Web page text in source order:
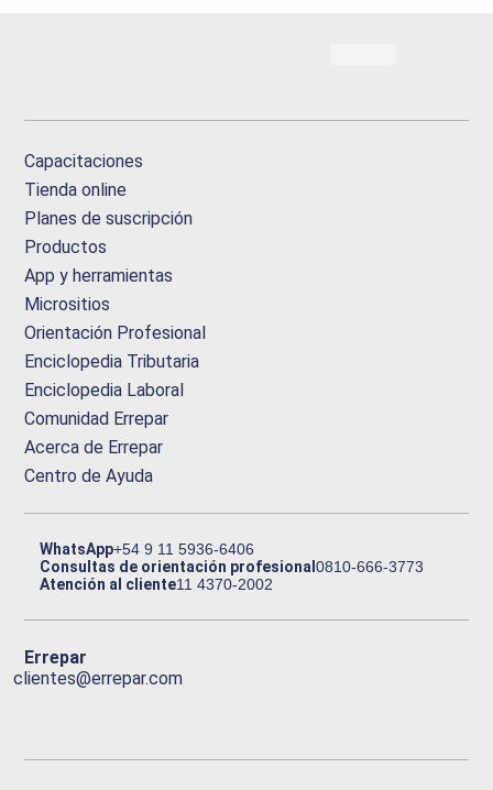
Capacitaciones
Tienda online
Planes de suscripción
Productos
App y herramientas
Micrositios
Orientación Profesional
Enciclopedia Tributaria
Enciclopedia Laboral
Comunidad Errepar
Acerca de Errepar
Centro de Ayuda
WhatsApp+54 9 11 5936-6406
Consultas de orientación profesional0810-666-3773
Atención al cliente11 4370-2002
Errepar
clientes@errepar.com